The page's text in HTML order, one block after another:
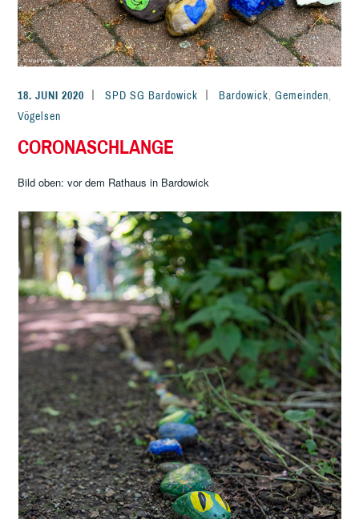
18. JUNI 2020 SPD SG Bardowick Bardowick,Gemeinden,
Vögelsen
CORONASCHLANGE
Bild oben: vor dem Rathaus in Bardowick